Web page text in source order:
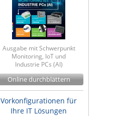
Ausgabe mit Schwerpunkt
Monitoring, IoT und
Industrie PCs (AI)
Online durchblättern
Vorkonfigurationen für
Ihre IT Lösungen